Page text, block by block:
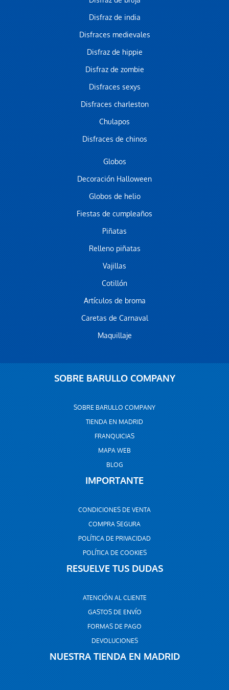
Disfraz de india
Disfraces medievales
Disfraz de hippie
Disfraz de zombie
Disfraces sexys
Disfraces charleston
Chulapos
Disfraces de chinos
Globos
Decoración Halloween
Globos de helio
Fiestas de cumpleaños
Piñatas
Relleno piñatas
Vajillas
Cotillón
Artículos de broma
Caretas de Carnaval
Maquillaje
SOBRE BARULLO COMPANY
SOBRE BARULLO COMPANY
TIENDA EN MADRID
FRANQUICIAS
MAPA WEB
BLOG
IMPORTANTE
CONDICIONES DE VENTA
COMPRA SEGURA
POLÍTICA DE PRIVACIDAD
POLÍTICA DE COOKIES
RESUELVE TUS DUDAS
ATENCIÓN AL CLIENTE
GASTOS DE ENVÍO
FORMAS DE PAGO
DEVOLUCIONES
NUESTRA TIENDA EN MADRID